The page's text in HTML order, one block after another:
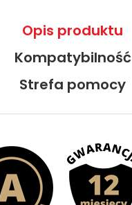
Opis produktu
Kompatybilność
Strefa pomocy